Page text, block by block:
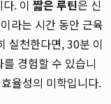
. 이 짧은 루틴은 신
라는 시간 동안 근육
실천한다면, 30분 이
경험할 수 있습니
율성의 미학입니다.